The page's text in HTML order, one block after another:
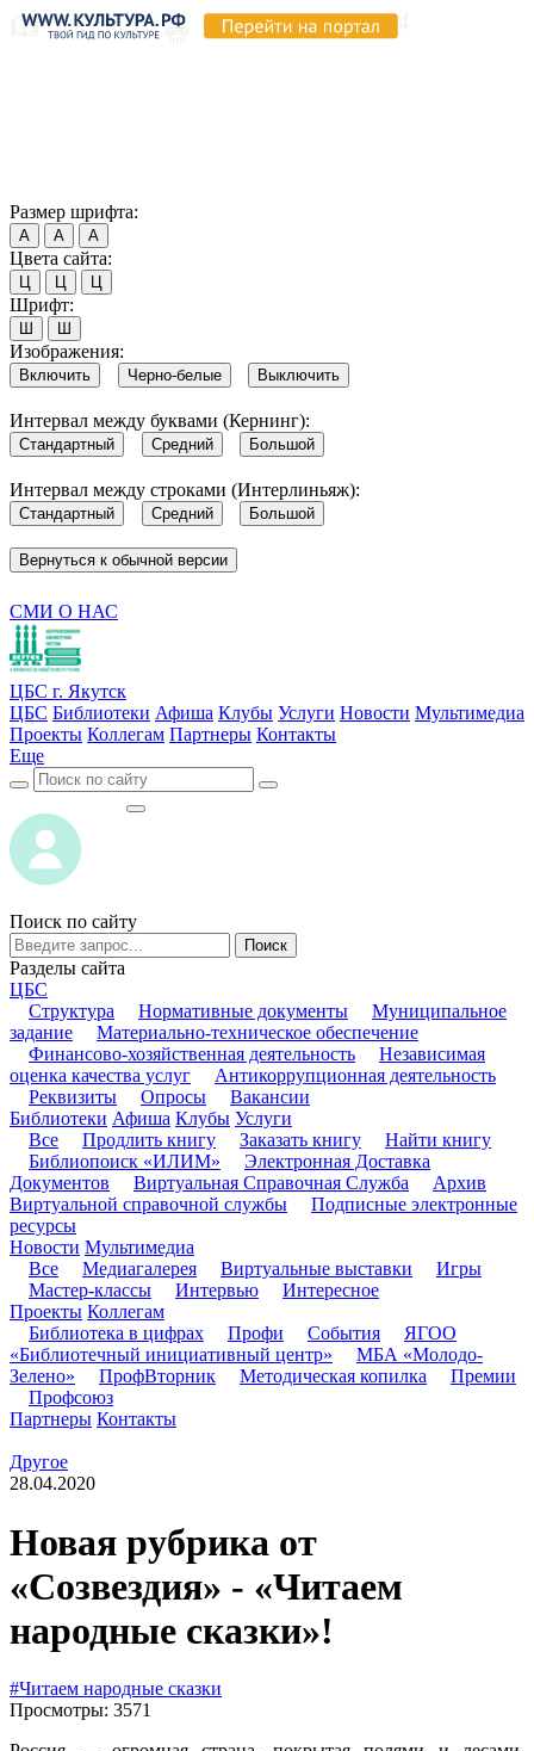
Размер шрифта:
А А А
Цвета сайта:
Ц Ц Ц
Шрифт:
Ш Ш
Изображения:
Включить Черно-белые Выключить
Интервал между буквами (Кернинг):
Стандартный Средний Большой
Интервал между строками (Интерлиньяж):
Стандартный Средний Большой
Вернуться к обычной версии
СМИ О НАС
ЦБС г. Якутск
ЦБС Библиотеки Афиша Клубы Услуги Новости Мультимедиа
Проекты Коллегам Партнеры Контакты
Еще
Поиск по сайту
Поиск
Разделы сайта
ЦБС
Структура
Нормативные документы
Муниципальное
задание
Материально-техническое обеспечение
Финансово-хозяйственная деятельность
Независимая
оценка качества услуг
Антикоррупционная деятельность
Реквизиты
Опросы
Вакансии
Библиотеки Афиша Клубы Услуги
Все
Продлить книгу Заказать книгу
Найти книгу
Библиопоиск «ИЛИМ»
Электронная Доставка
Документов
Виртуальная Справочная Служба
Архив
Виртуальной справочной службы
Подписные электронные
ресурсы
Новости Мультимедиа
Все
Медиагалерея Виртуальные выставки
Игры
Мастер-классы
Интервью
Интересное
Проекты Коллегам
Библиотека в цифрах
Профи События
ЯГОО
«Библиотечный инициативный центр»
МБА «Молодо-
Зелено»
ПрофВторник Методическая копилка
Премии
Профсоюз
Партнеры Контакты
Другое
28.04.2020
Новая рубрика от
«Созвездия» - «Читаем
народные сказки»!
#Читаем народные сказки
Просмотры: 3571